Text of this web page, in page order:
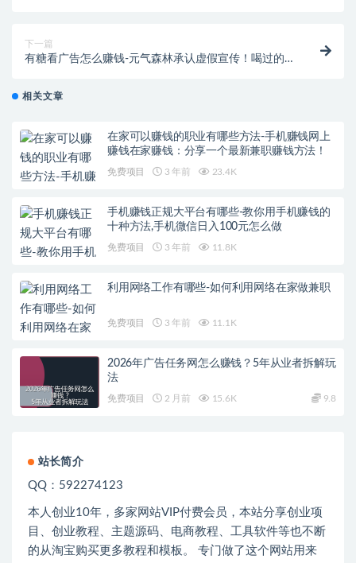
下一篇
有糖看广告怎么赚钱-元气森林承认虚假宣传！喝过的
相关文章
在家可以赚钱的职业有哪些方法-手机赚钱网上
赚钱在家赚钱：分享一个最新兼职赚钱方法！
免费项目 3 年前 23.4K
手机赚钱正规大平台有哪些-教你用手机赚钱的
十种方法,手机微信日入100元怎么做
免费项目 3 年前 11.8K
利用网络工作有哪些-如何利用网络在家做兼职
免费项目 3 年前 11.1K
2026年广告任务网怎么赚钱？5年从业者拆解玩
法
免费项目 2 月前 15.6K 9.8
站长简介
QQ：592274123
本人创业10年，多家网站VIP付费会员，本站分享创业项
目、创业教程、主题源码、电商教程、工具软件等也不断
的从淘宝购买更多教程和模板。 专门做了这个网站用来